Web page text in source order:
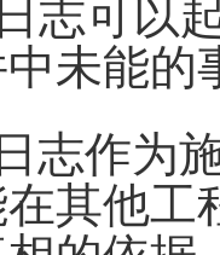
志可以
未能的
志作为
其他